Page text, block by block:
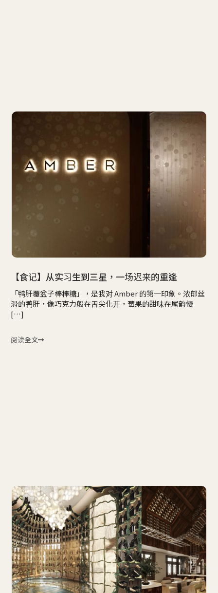
【食记】从实习生到三星，一场迟来的重逢
「鸭肝覆盆子棒棒糖」，是我对 Amber 的第一印象。浓郁丝
滑的鸭肝，像巧克力般在舌尖化开，莓果的甜味在尾韵慢
[…]
阅读全文